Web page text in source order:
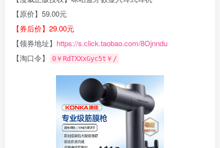
【原价】59.00元
【券后价】29.00元
【领券地址】 https://s.click.taobao.com/8Ojnndu
【淘口令】
0￥RdTXXxGyc5t￥/